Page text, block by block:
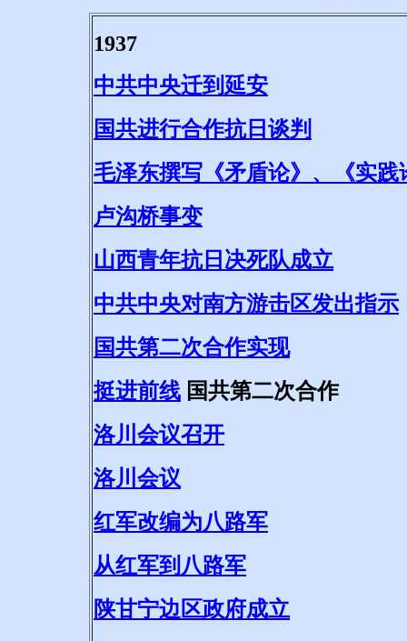
1937
中共中央迁到延安
国共进行合作抗日谈判
毛泽东撰写《矛盾论》、《实践
卢沟桥事变
山西青年抗日决死队成立
中共中央对南方游击区发出指示
国共第二次合作实现
挺进前线 国共第二次合作
洛川会议召开
洛川会议
红军改编为八路军
从红军到八路军
陕甘宁边区政府成立